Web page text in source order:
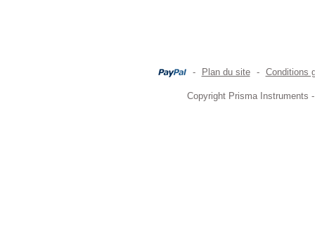
- Plan du site - Conditions
Copyright Prisma Instruments